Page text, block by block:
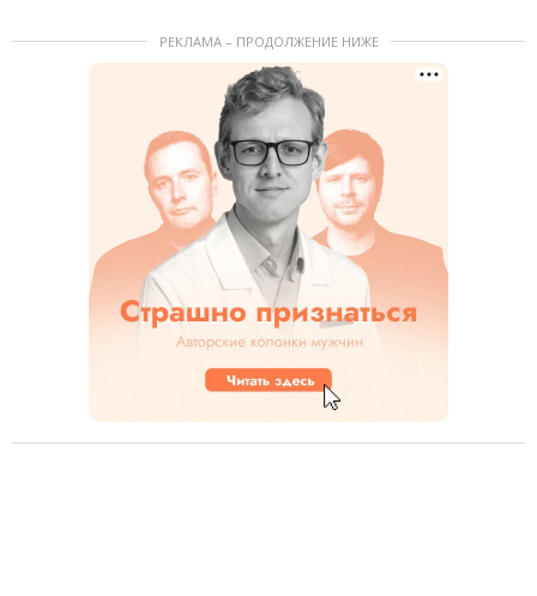
РЕКЛАМА – ПРОДОЛЖЕНИЕ НИЖЕ